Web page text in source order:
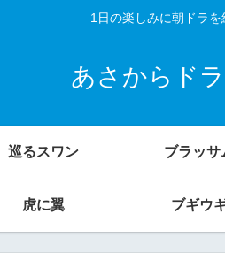
1日の楽しみに朝ドラ
あさからド
巡るスワン ブラッサ
虎に翼 ブギウ